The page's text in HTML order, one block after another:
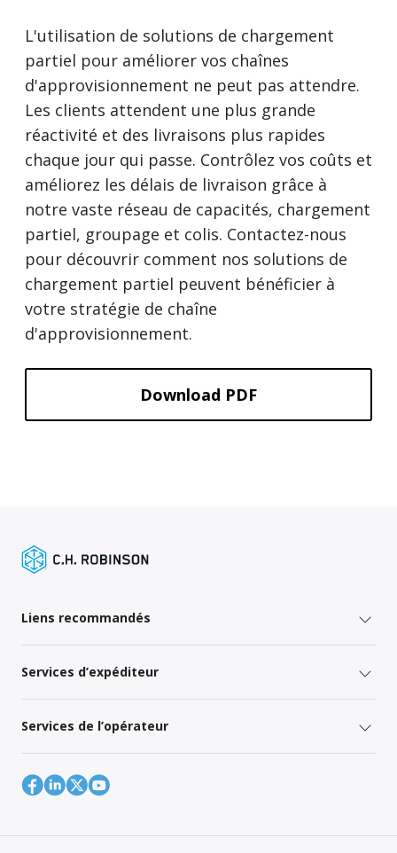
L'utilisation de solutions de chargement
partiel pour améliorer vos chaînes
d'approvisionnement ne peut pas attendre.
Les clients attendent une plus grande
réactivité et des livraisons plus rapides
chaque jour qui passe. Contrôlez vos coûts et
améliorez les délais de livraison grâce à
notre vaste réseau de capacités, chargement
partiel, groupage et colis. Contactez-nous
pour découvrir comment nos solutions de
chargement partiel peuvent bénéficier à
votre stratégie de chaîne
d'approvisionnement.
Download PDF
Liens recommandés
Services d’expéditeur
Services de l’opérateur